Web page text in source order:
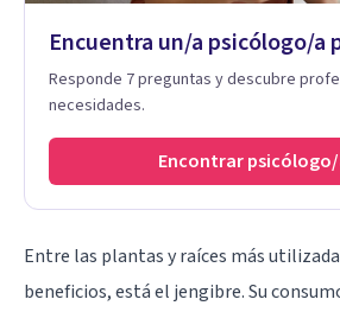
Encuentra un/a psicólogo/a
Responde 7 preguntas y descubre
necesidades.
Encontrar
Entre las plantas y raíces más
beneficios, está el jengibre. Su